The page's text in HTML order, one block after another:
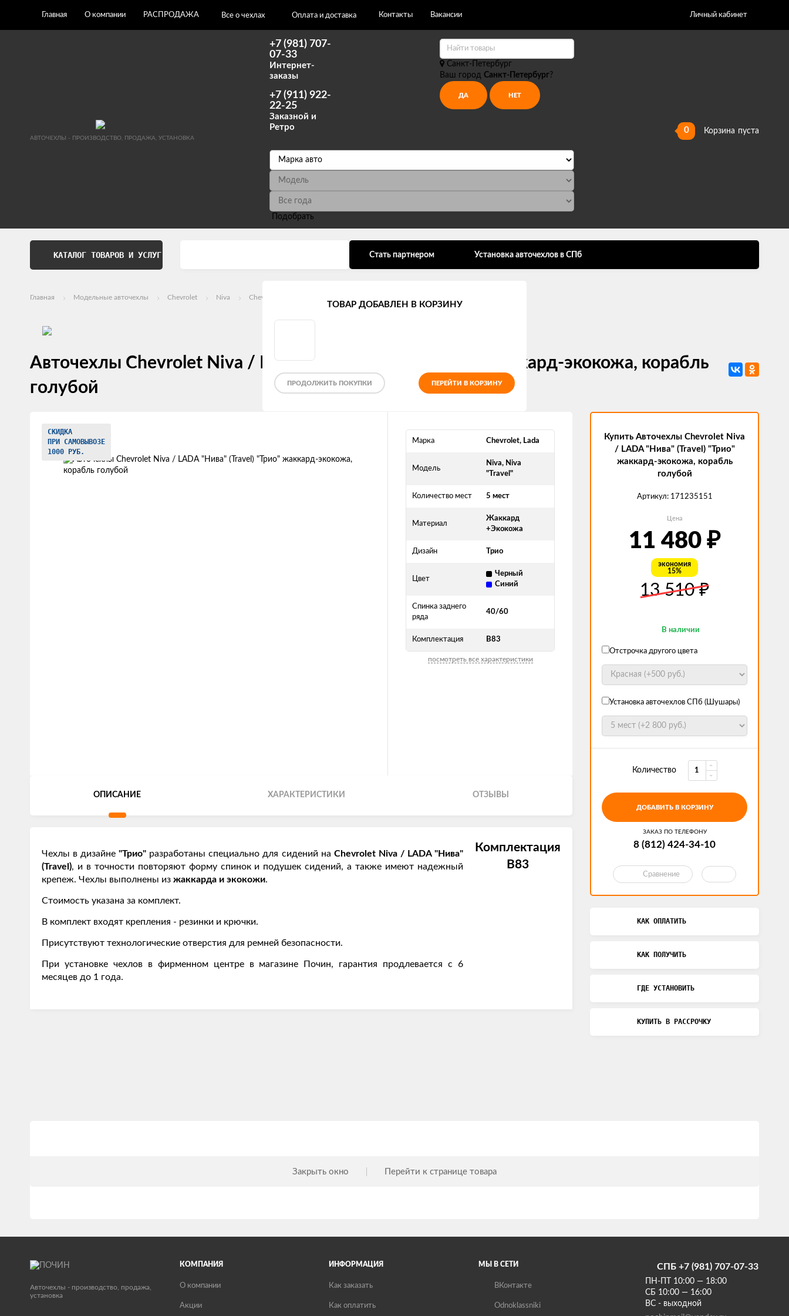
Главная О компании РАСПРОДАЖА Все о чехлах Оплата и доставка Контакты Вакансии Личный кабинет
АВТОЧЕХЛЫ - ПРОИЗВОДСТВО, ПРОДАЖА, УСТАНОВКА
+7 (981) 707-
07-33
Интернет-
заказы
+7 (911) 922-
22-25
Заказной и
Ретро
Санкт-Петербург
Ваш город Санкт-Петербург?
Подобрать
0 Корзина пуста
КАТАЛОГ ТОВАРОВ И УСЛУГ Стать партнером Установка авточехлов в СПб
Главная Модельные авточехлы Chevrolet Niva Chevrolet Niva (2018 - 2020)
Авточехлы Chevrolet Niva / LADA "Нива" (Travel) "Трио" жаккард-экокожа, корабль
голубой
товаров
СКИДКА
ПРИ САМОВЫВОЗЕ
1000 РУБ.
Марка Chevrolet, Lada
Модель
Niva, Niva
"Travel"
Количество мест 5 мест
Материал
Жаккард
+Экокожа
Дизайн Трио
Цвет
Черный
Синий
Спинка заднего
ряда
40/60
Комплектация B83
посмотреть все характеристики
ОПИСАНИЕ ХАРАКТЕРИСТИКИ ОТЗЫВЫ
Чехлы в дизайне"Трио" разработаны специально для сидений на Chevrolet Niva / LADA "Нива"
(Travel), и в точности повторяют форму спинок и подушек сидений, а также имеют надежный
крепеж. Чехлы выполнены из жаккарда и экокожи.
Стоимость указана за комплект.
В комплект входят крепления - резинки и крючки.
Присутствуют технологические отверстия для ремней безопасности.
При установке чехлов в фирменном центре в магазине Почин, гарантия продлевается с 6
месяцев до 1 года.
Комплектация
B83
Купить Авточехлы Chevrolet Niva
/ LADA "Нива" (Travel) "Трио"
жаккард-экокожа, корабль
голубой
Артикул: 171235151
Цена
11 480 ₽
экономия
15%
13 510₽
В наличии
Отстрочка другого цвета
Установка авточехлов СПб (Шушары)
Количество
ДОБАВИТЬ В КОРЗИНУ
ЗАКАЗ ПО ТЕЛЕФОНУ
8 (812) 424-34-10
Сравнение
КАК ОПЛАТИТЬ
КАК ПОЛУЧИТЬ
ГДЕ УСТАНОВИТЬ
КУПИТЬ В РАССРОЧКУ
ТОВАР ДОБАВЛЕН В КОРЗИНУ
ПРОДОЛЖИТЬ ПОКУПКИ ПЕРЕЙТИ В КОРЗИНУ
Закрыть окно Перейти к странице товара
Авточехлы - производство, продажа,
установка
КОМПАНИЯ
О компании
Акции
ИНФОРМАЦИЯ
Как заказать
Как оплатить
МЫ В СЕТИ
ВКонтакте
Odnoklassniki
СПБ +7 (981) 707-07-33
ПН-ПТ 10:00 — 18:00
СБ 10:00 — 16:00
ВС - выходной